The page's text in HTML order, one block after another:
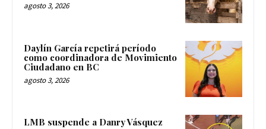
agosto 3, 2026
Daylín García repetirá período
como coordinadora de Movimiento
Ciudadano en BC
agosto 3, 2026
LMB suspende a Danry Vásquez